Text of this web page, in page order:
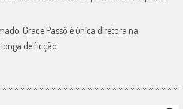
Grace Passô é única diretora na
de ficção